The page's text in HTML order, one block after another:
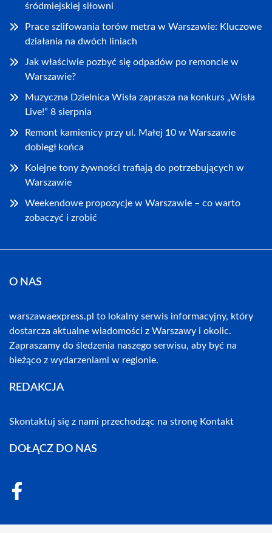
śródmiejskiej siłowni
Prace szlifowania torów metra w Warszawie: Kluczowe
działania na dwóch liniach
Jak właściwie pozbyć się odpadów po remoncie w
Warszawie?
Muzyczna Dzielnica Wisła zaprasza na konkurs „Wisła
Live!” 8 sierpnia
Remont kamienicy przy ul. Małej 10 w Warszawie
dobiegł końca
Kolejne tony żywności trafiają do potrzebujących w
Warszawie
Weekendowe propozycje w Warszawie – co warto
zobaczyć i zrobić
O NAS
warszawaexpress.pl to lokalny serwis informacyjny, który
dostarcza aktualne wiadomości z Warszawy i okolic.
Zapraszamy do śledzenia naszego serwisu, aby być na
bieżąco z wydarzeniami w regionie.
REDAKCJA
Skontaktuj się z nami przechodząc na stronę Kontakt
DOŁĄCZ DO NAS